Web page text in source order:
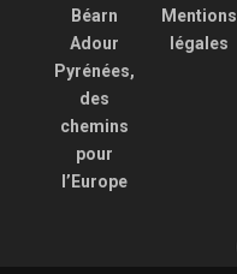
Béarn
Adour
Pyrénées,
des
chemins
pour
l’Europe
Mentions
légales